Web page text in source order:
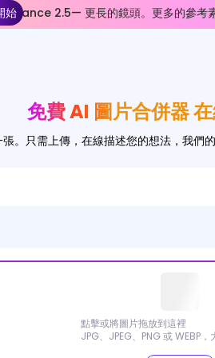
始 2.5— 更長的鏡頭。更多的參考素
免費 AI 圖片合併器 在
。只需上傳，在線描述您的想法，我們
點擊或將圖片拖放到這裡
JPG、JPEG、PNG 或 WEBP